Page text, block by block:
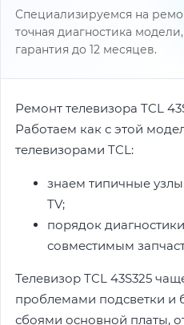
Специализируемся на
точная диагностика
гарантия до 12 месяцев.
Ремонт телевизора TCL
Работаем как с этой
телевизорами TCL:
знаем типичные
TV;
порядок
совместимым
Телевизор TCL 43S325
проблемами подсветки и
сбоями основной платы,